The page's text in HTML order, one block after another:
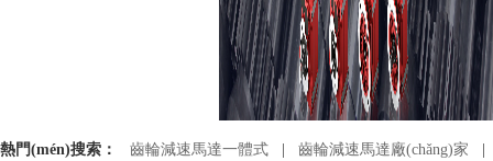
熱門(mén)搜索： 齒輪減速馬達一體式 齒輪減速馬達廠(chǎng)家